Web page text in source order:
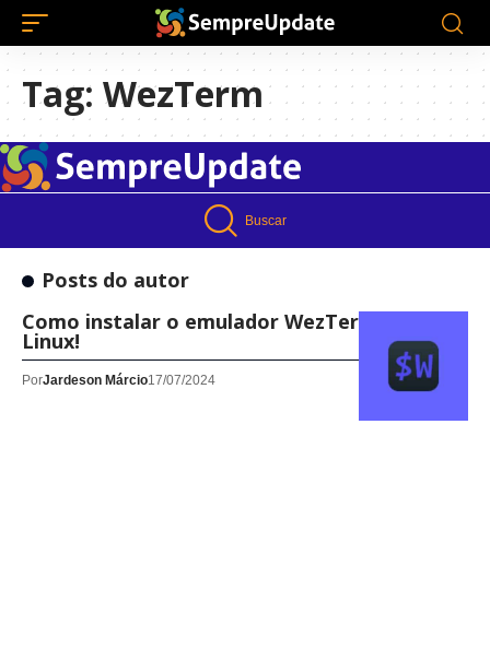
Tag: WezTerm
Buscar
Posts do autor
Como instalar o emulador WezTerm no
Linux!
PorJardeson Márcio17/07/2024